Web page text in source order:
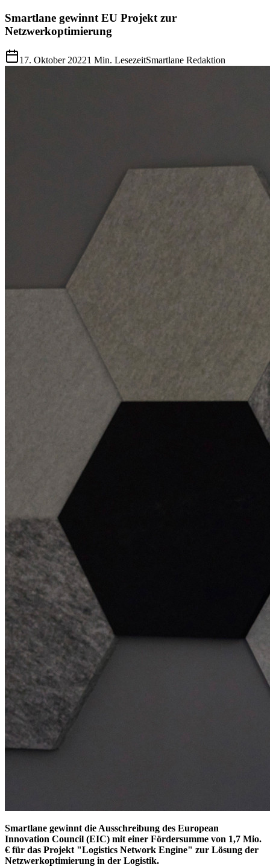
Smartlane gewinnt EU Projekt zur
Netzwerkoptimierung
17. Oktober 20221 Min. LesezeitSmartlane Redaktion
Smartlane gewinnt die Ausschreibung des European
Innovation Council (EIC) mit einer Fördersumme von 1,7 Mio.
€ für das Projekt "Logistics Network Engine" zur Lösung der
Netzwerkoptimierung in der Logistik.